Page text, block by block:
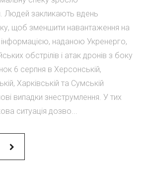
Людей закликають вдень
щоб зменшити навантаження на
наданою Укренерго,
обстрілів і атак дронів з боку
6 серпня в Херсонській,
Харківській та Сумській
випадки знеструмлення. У тих
ситуація дозво...